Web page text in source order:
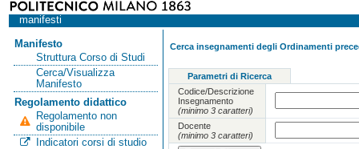
manifesti
Manifesto
Struttura Corso di Studi
Cerca/Visualizza
Manifesto
Regolamento didattico
Regolamento non
disponibile
Indicatori corsi di studio
Cerca insegnamenti degli Ordinamenti
Parametri di Ricerca
Codice/Descrizione
Insegnamento
(minimo 3 caratteri)
Docente
(minimo 3 caratteri)